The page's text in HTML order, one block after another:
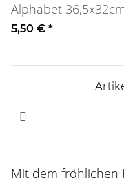
Alphabet
5,50 € *
Mit dem fröhlichen